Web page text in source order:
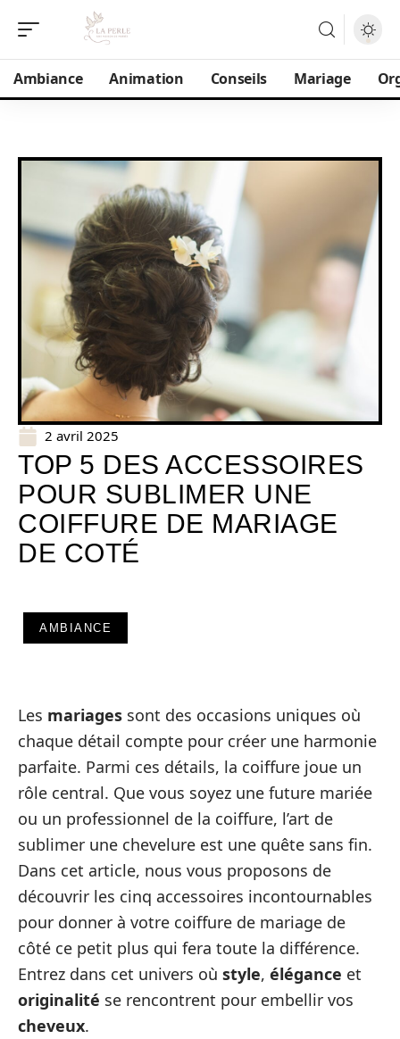
Ambiance Animation Conseils Mariage
2 avril 2025
TOP 5 DES ACCESSOIRES
POUR SUBLIMER UNE
COIFFURE DE MARIAGE
DE COTÉ
AMBIANCE
Les mariages sont des occasions uniques où
chaque détail compte pour créer une harmonie
parfaite. Parmi ces détails, la coiffure joue un
rôle central. Que vous soyez une future mariée
ou un professionnel de la coiffure, l’art de
sublimer une chevelure est une quête sans fin.
Dans cet article, nous vous proposons de
découvrir les cinq accessoires incontournables
pour donner à votre coiffure de mariage de
côté ce petit plus qui fera toute la différence.
Entrez dans cet univers où style, élégance et
originalité se rencontrent pour embellir vos
cheveux.